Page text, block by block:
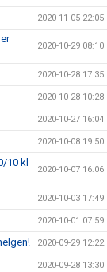
2020-11-05 22:05
2020-10-29 08:10
2020-10-28 17:35
2020-10-28 10:28
2020-10-27 16:04
2020-10-08 19:50
10 kl
2020-10-07 16:06
2020-10-03 17:49
2020-10-01 07:59
2020-09-29 12:22
2020-09-28 13:30